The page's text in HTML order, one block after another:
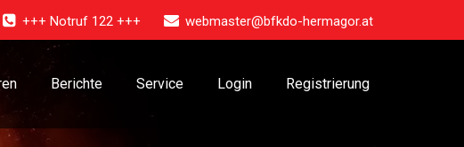
+++ Notruf 122 +++ webmaster@bfkdo-hermagor.at
Berichte Service Login Registrierung